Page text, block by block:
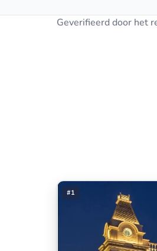
Geverifieerd door het
#1